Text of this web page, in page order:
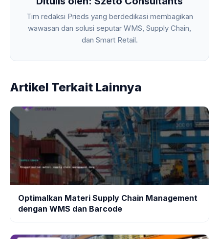
Tim redaksi Prieds yang berdedikasi membagikan
wawasan dan solusi seputar WMS, Supply Chain,
dan Smart Retail.
Artikel Terkait Lainnya
Optimalkan Materi Supply Chain Management
dengan WMS dan Barcode